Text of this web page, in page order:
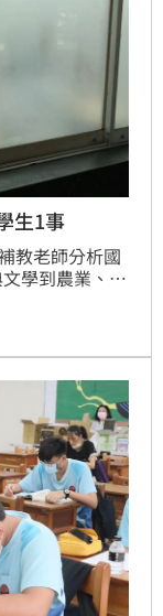
生1事
教老師分析國
學到農業、科
整體難度則